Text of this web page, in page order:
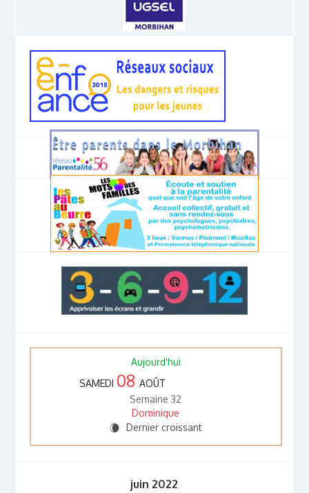
Aujourd'hui
SAMEDI 08 AOÛT
Semaine 32
Dominique
W Dernier croissant
juin 2022